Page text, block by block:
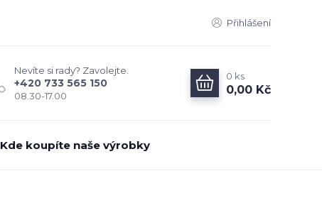
Přihlášení
Nevíte si rady? Zavolejte.
+420 733 565 150
08.30-17.00
0 ks
0,00 Kč
Kde koupíte naše výrobky